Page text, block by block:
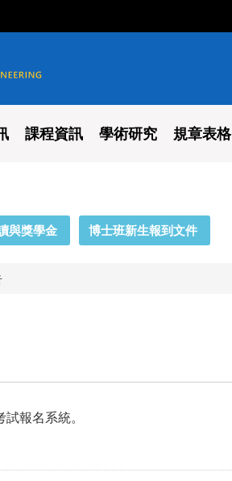
課程資訊 學術研究 規章表格
與獎學金 博士班新生報到文件
報名系統。